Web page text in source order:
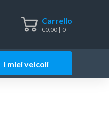
Carrello
€0,00 0
I miei veicoli